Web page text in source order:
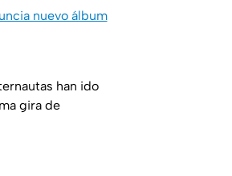
nuevo álbum
han ido
gira de